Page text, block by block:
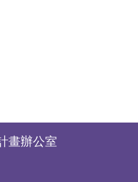
畫辦公室